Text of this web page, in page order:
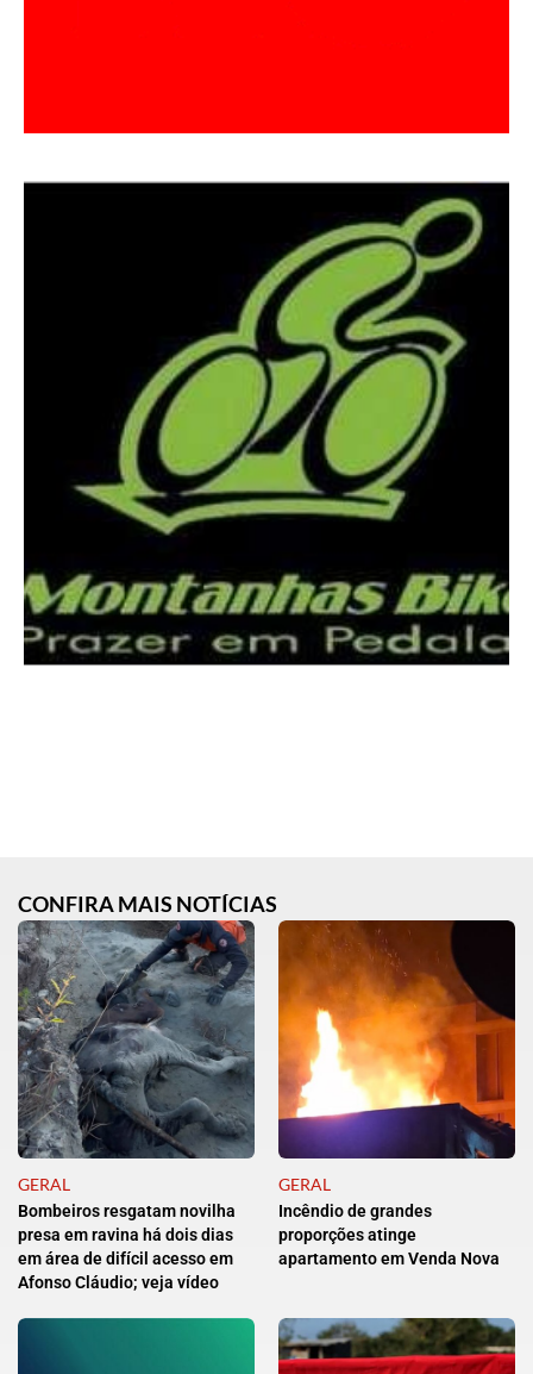
CONFIRA MAIS NOTÍCIAS
GERAL
Bombeiros resgatam novilha
presa em ravina há dois dias
em área de difícil acesso em
Afonso Cláudio; veja vídeo
GERAL
Incêndio de grandes
proporções atinge
apartamento em Venda Nova